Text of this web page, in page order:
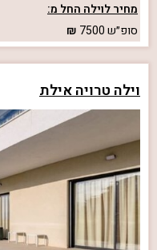
מחיר לוילה החל מ:
סופ״ש7500
וילה טרויה אילת